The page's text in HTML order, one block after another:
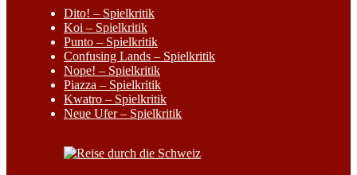
Dito! – Spielkritik
Koi – Spielkritik
Punto – Spielkritik
Confusing Lands – Spielkritik
Nope! – Spielkritik
Piazza – Spielkritik
Kwatro – Spielkritik
Neue Ufer – Spielkritik